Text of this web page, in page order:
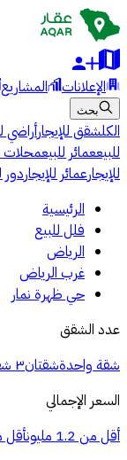
الإعلانات المشاريع
بحث
الكلشقق للإيجارأراضي
للبيععمائر للبيعمحلات
للإيجارعمائر للإيجاردور
الرئيسية
فلل للبيع
الرياض
غرب الرياض
حي ظهرة نمار
عدد الشقق
شقة واحدةشقتان٣ شقق
السعر الإجمالي
أقل من 1.2 مليون
أقل من